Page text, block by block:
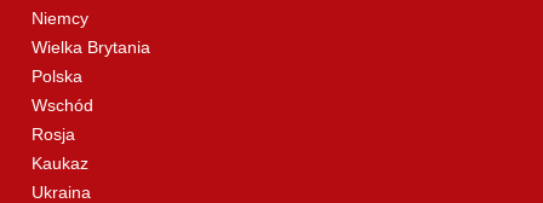
Niemcy
Wielka Brytania
Polska
Wschód
Rosja
Kaukaz
Ukraina